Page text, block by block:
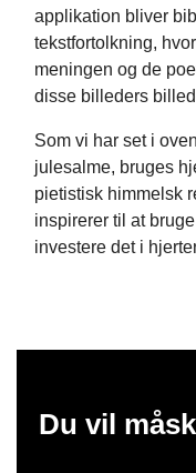
applikation bliver
tekstfortolkning,
meningen og de
disse billeders
Som vi har set i
julesalme, bruges
pietistisk himmelsk
inspirerer til at
investere det i
Du vil